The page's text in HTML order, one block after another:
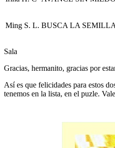
Ming S. L. BUSCA LA
Sala
Gracias, hermanito, gracias por
Así es que felicidades para estos
tenemos en la lista, en el puzle.